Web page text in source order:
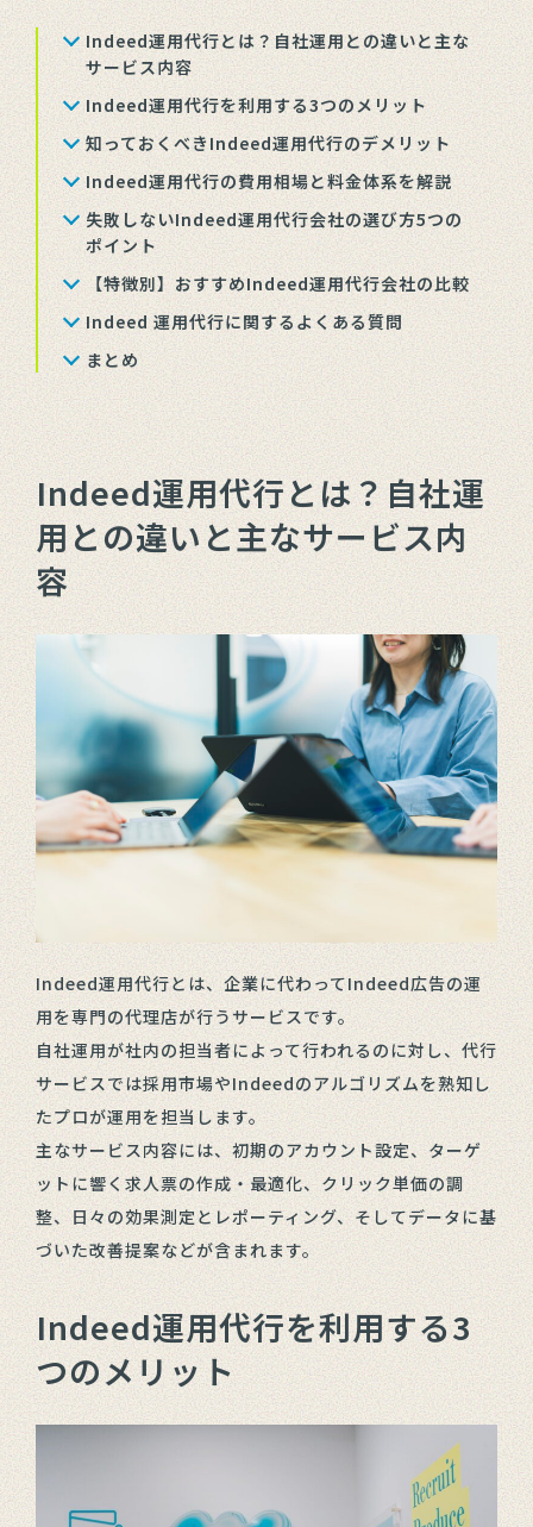
Indeed運用代行とは？自社運用との違いと主な
サービス内容
Indeed運用代行を利用する3つのメリット
知っておくべきIndeed運用代行のデメリット
Indeed運用代行の費用相場と料金体系を解説
失敗しないIndeed運用代行会社の選び方5つの
ポイント
【特徴別】おすすめIndeed運用代行会社の比較
Indeed 運用代行に関するよくある質問
まとめ
Indeed運用代行とは？自社運
用との違いと主なサービス内
容
Indeed運用代行とは、企業に代わってIndeed広告の運
用を専門の代理店が行うサービスです。
自社運用が社内の担当者によって行われるのに対し、代行
サービスでは採用市場やIndeedのアルゴリズムを熟知し
たプロが運用を担当します。
主なサービス内容には、初期のアカウント設定、ターゲ
ットに響く求人票の作成・最適化、クリック単価の調
整、日々の効果測定とレポーティング、そしてデータに基
づいた改善提案などが含まれます。
Indeed運用代行を利用する3
つのメリット